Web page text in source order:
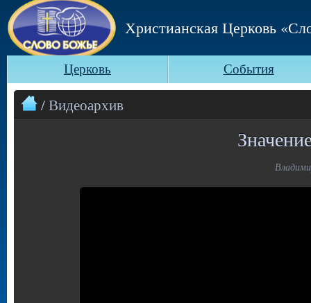
Христианская Церковь
Церковь События
/ Видеоархив